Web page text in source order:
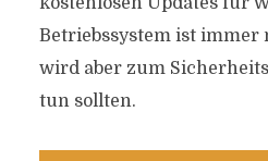
Betriebssystem ist immer
wird aber zum
tun sollten.